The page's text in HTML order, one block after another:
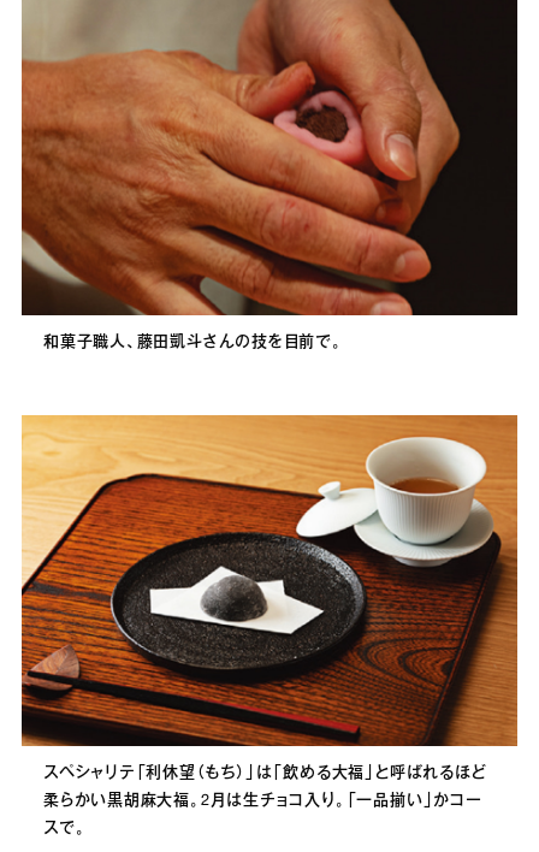
和菓子職人、藤田凱斗さんの技を目前で。
スペシャリテ「利休望（もち）」は「飲める大福」と呼ばれるほど
柔らかい黒胡麻大福。2月は生チョコ入り。「一品揃い」かコー
スで。